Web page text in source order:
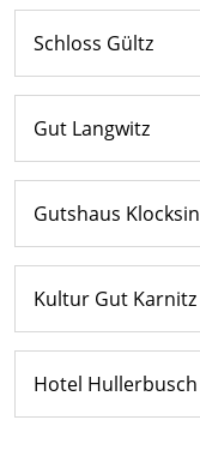
Schloss Gültz
Gut Langwitz
Gutshaus Klocksin
Kultur Gut Karnitz
Hotel Hullerbusch